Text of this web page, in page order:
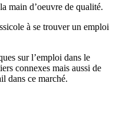
main d’oeuvre de qualité.
à se trouver un emploi
sur l’emploi dans le
connexes mais aussi de
dans ce marché.